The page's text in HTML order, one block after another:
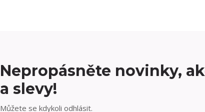
Nepropásněte novinky,
a slevy!
Můžete se kdykoli odhlásit.